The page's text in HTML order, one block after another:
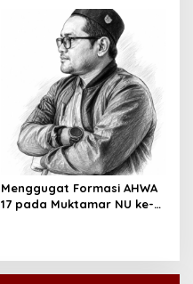
Menggugat Formasi AHWA
17 pada Muktamar NU ke-